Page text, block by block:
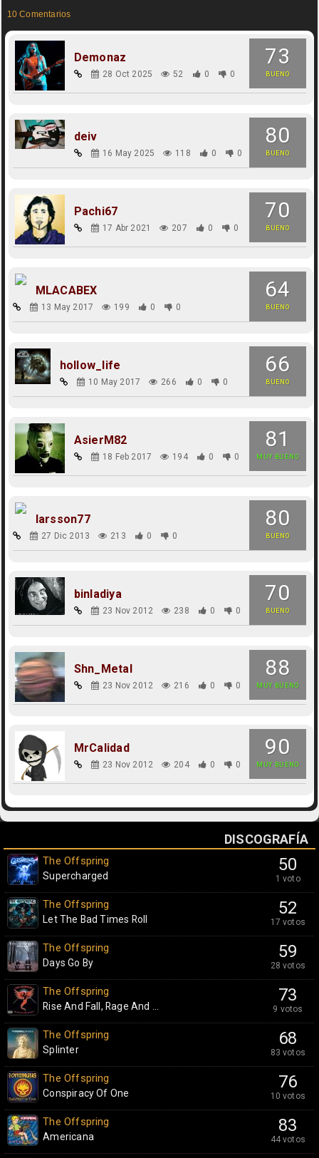
10 Comentarios
73
BUENO
Demonaz
28 Oct 2025 52 0 0
80
BUENO
deiv
16 May 2025 118 0 0
70
BUENO
Pachi67
17 Abr 2021 207 0 0
64
BUENO
MLACABEX
13 May 2017 199 0 0
66
BUENO
hollow_life
10 May 2017 266 0 0
81
MUY BUENO
AsierM82
18 Feb 2017 194 0 0
80
BUENO
larsson77
27 Dic 2013 213 0 0
70
BUENO
binladiya
23 Nov 2012 238 0 0
88
MUY BUENO
Shn_Metal
23 Nov 2012 216 0 0
90
MUY BUENO
MrCalidad
23 Nov 2012 204 0 0
DISCOGRAFÍA
50
1 voto
The Offspring
Supercharged
52
17 votos
The Offspring
Let The Bad Times Roll
59
28 votos
The Offspring
Days Go By
73
9 votos
The Offspring
Rise And Fall, Rage And ...
68
83 votos
The Offspring
Splinter
76
10 votos
The Offspring
Conspiracy Of One
83
44 votos
The Offspring
Americana